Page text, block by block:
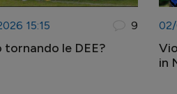
15:15 9
tornando le DEE?
in